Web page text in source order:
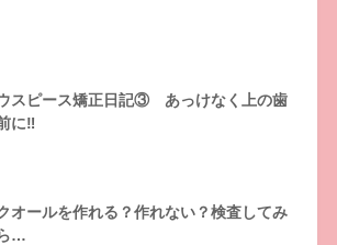
スピース矯正日記③ あっけなく上の歯
に‼
オールを作れる？作れない？検査してみ
…